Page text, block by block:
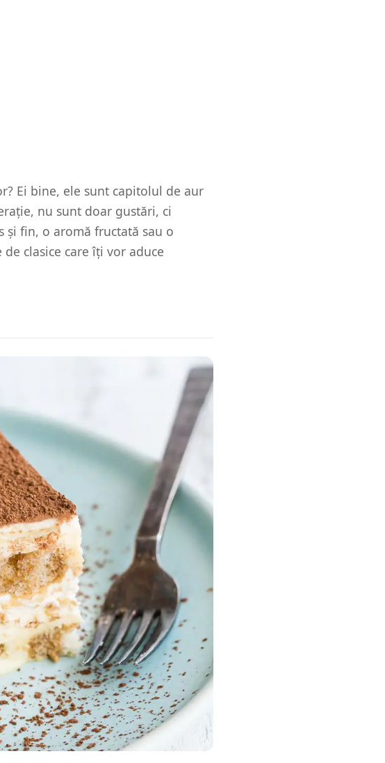
Ei bine, ele sunt capitolul de aur
nu sunt doar gustări, ci
și fin, o aromă fructată sau o
clasice care îți vor aduce